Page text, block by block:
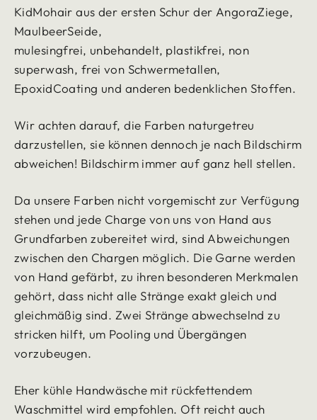
KidMohair aus der ersten Schur der AngoraZiege,
MaulbeerSeide,
mulesingfrei, unbehandelt, plastikfrei, non
superwash, frei von Schwermetallen,
EpoxidCoating und anderen bedenklichen Stoffen.
Wir achten darauf, die Farben naturgetreu
darzustellen, sie können dennoch je nach Bildschirm
abweichen! Bildschirm immer auf ganz hell stellen.
Da unsere Farben nicht vorgemischt zur Verfügung
stehen und jede Charge von uns von Hand aus
Grundfarben zubereitet wird, sind Abweichungen
zwischen den Chargen möglich. Die Garne werden
von Hand gefärbt, zu ihren besonderen Merkmalen
gehört, dass nicht alle Stränge exakt gleich und
gleichmäßig sind. Zwei Stränge abwechselnd zu
stricken hilft, um Pooling und Übergängen
vorzubeugen.
Eher kühle Handwäsche mit rückfettendem
Waschmittel wird empfohlen. Oft reicht auch